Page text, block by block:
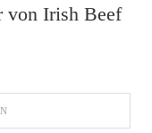
von Irish Beef